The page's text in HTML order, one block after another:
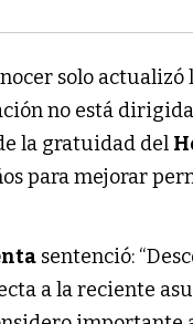
solo actualizó
no está
la gratuidad del
para mejorar
sentenció:
a la reciente